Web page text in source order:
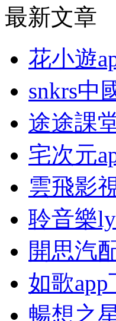
最新文章
花小遊
snkrs中
途途課
宅次元
雲飛影
聆音樂
開思汽
如歌app
暢想之